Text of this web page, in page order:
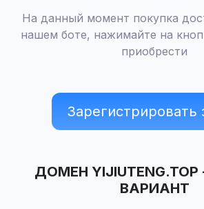
На данный момент покупка
нашем боте, нажимайте на
приобрести
Зарегистрировать
ДОМЕН YIJIUTENG.TOP
ВАРИАНТ